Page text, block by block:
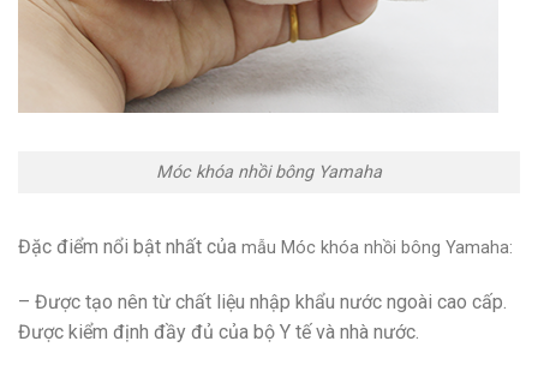
Móc khóa nhồi bông Yamaha
Đặc điểm nổi bật nhất của mẫu Móc khóa nhồi bông Yamaha:
– Được tạo nên từ chất liệu nhập khẩu nước ngoài cao cấp.
Được kiểm định đầy đủ của bộ Y tế và nhà nước.